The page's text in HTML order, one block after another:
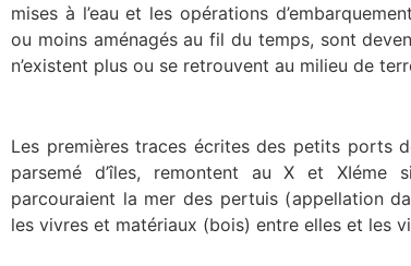
mises à l’eau et les opérations
ou moins aménagés au fil du temps, sont
n’existent plus ou se retrouvent au milieu de
Les premières traces écrites des petits ports
parsemé d’îles, remontent au X et XIéme
parcouraient la mer des pertuis (appellation
les vivres et matériaux (bois) entre elles et les